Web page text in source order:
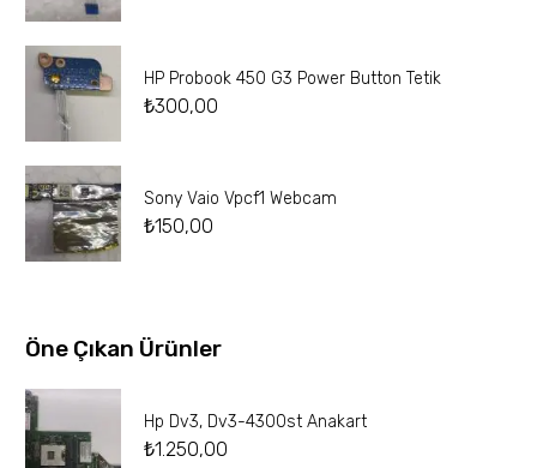
HP Probook 450 G3 Power Button Tetik
₺300,00
Sony Vaio Vpcf1 Webcam
₺150,00
Öne Çıkan Ürünler
Hp Dv3, Dv3-4300st Anakart
₺1.250,00